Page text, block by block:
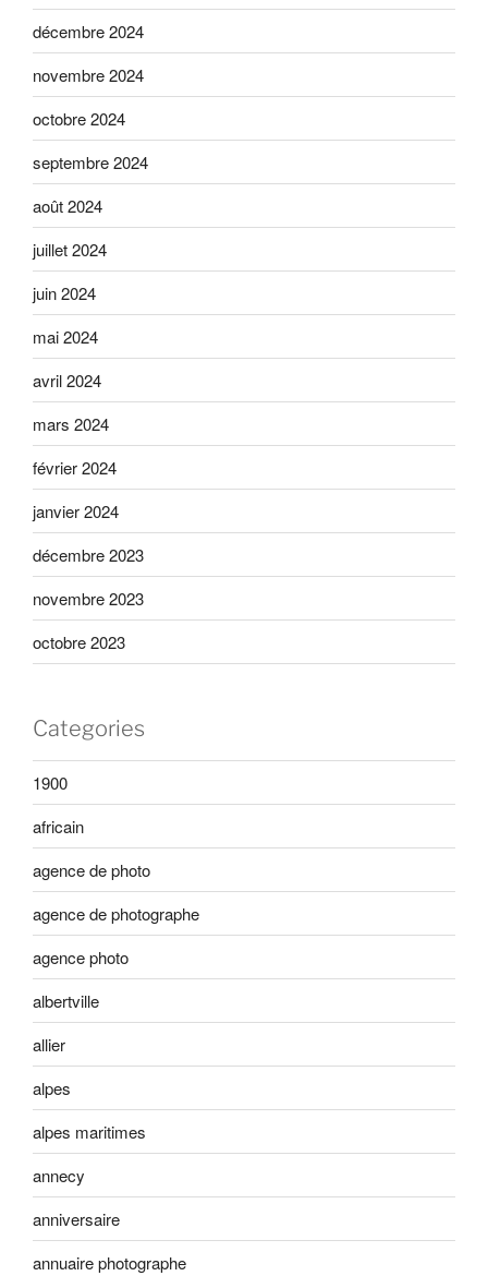
décembre 2024
novembre 2024
octobre 2024
septembre 2024
août 2024
juillet 2024
juin 2024
mai 2024
avril 2024
mars 2024
février 2024
janvier 2024
décembre 2023
novembre 2023
octobre 2023
Categories
1900
africain
agence de photo
agence de photographe
agence photo
albertville
allier
alpes
alpes maritimes
annecy
anniversaire
annuaire photographe